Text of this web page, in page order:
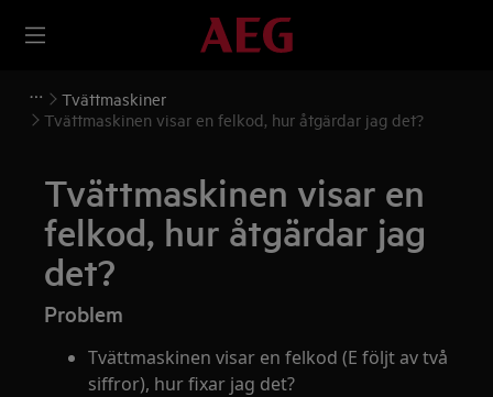
Tvättmaskiner
Tvättmaskinen visar en felkod, hur åtgärdar jag det?
Tvättmaskinen visar en
felkod, hur åtgärdar jag
det?
Problem
Tvättmaskinen visar en felkod (E följt av två
siffror), hur fixar jag det?